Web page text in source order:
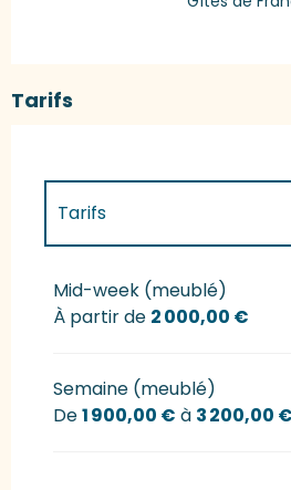
Tarifs
Tarifs
Tarifs 2027
Mid-week (meublé)
À partir de 2 000,00 €
Semaine (meublé)
De1 900,00 € à 3 200,00 €